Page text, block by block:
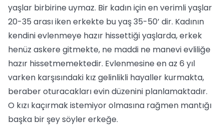
yaşlar birbirine uymaz. Bir kadın için en verimli yaşlar
20-35 arası iken erkekte bu yaş 35-50’ dir. Kadının
kendini evlenmeye hazır hissettiği yaşlarda, erkek
henüz askere gitmekte, ne maddi ne manevi evliliğe
hazır hissetmemektedir. Evlenmesine en az 6 yıl
varken karşısındaki kız gelinlikli hayaller kurmakta,
beraber oturacakları evin düzenini planlamaktadır.
O kızı kaçırmak istemiyor olmasına rağmen mantığı
başka bir şey söyler erkeğe.